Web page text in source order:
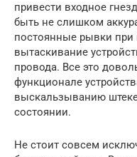
привести входное
быть не слишком
постоянные рывки
вытаскивание
провода. Все это
функционале
выскальзыванию
состоянии.
Не стоит совсем